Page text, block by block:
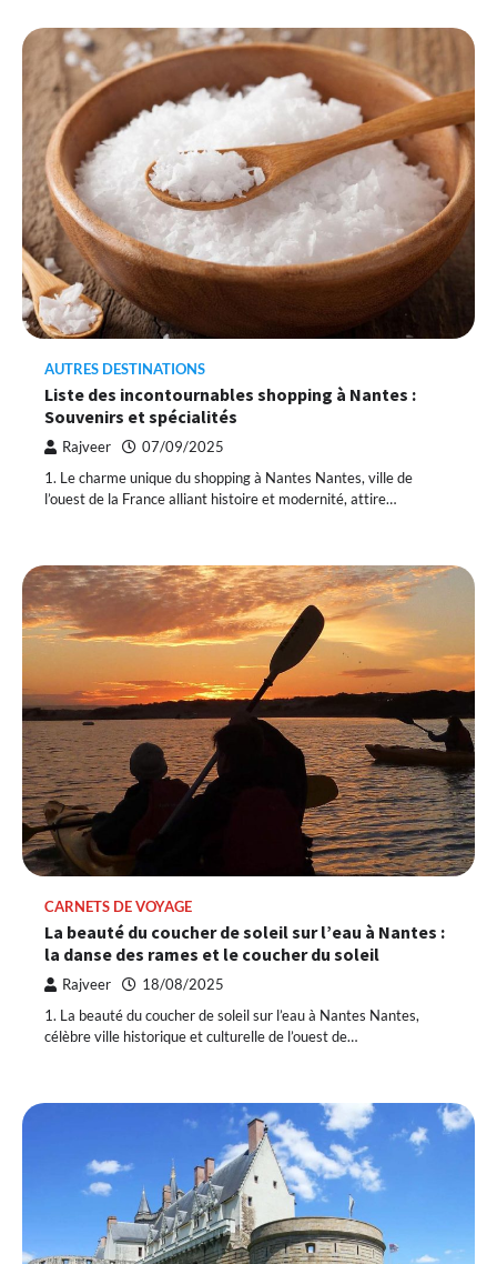
AUTRES DESTINATIONS
Liste des incontournables shopping à Nantes :
Souvenirs et spécialités
Rajveer 07/09/2025
1. Le charme unique du shopping à Nantes Nantes, ville de
l’ouest de la France alliant histoire et modernité, attire…
CARNETS DE VOYAGE
La beauté du coucher de soleil sur l’eau à Nantes :
la danse des rames et le coucher du soleil
Rajveer 18/08/2025
1. La beauté du coucher de soleil sur l’eau à Nantes Nantes,
célèbre ville historique et culturelle de l’ouest de…